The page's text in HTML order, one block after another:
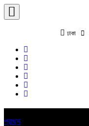
ঢাকা
প্রচ্ছদ